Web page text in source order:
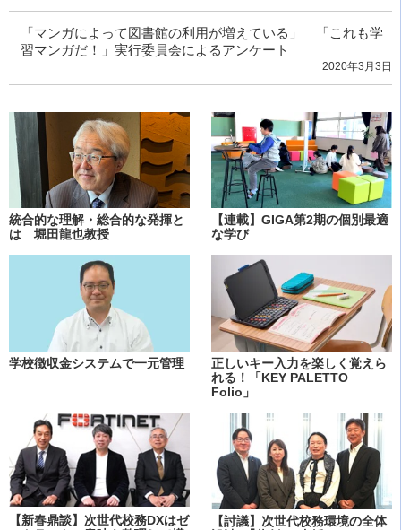
「マンガによって図書館の利用が増えている」 「これも学
習マンガだ！」実行委員会によるアンケート
2020年3月3日
統合的な理解・総合的な発揮と
は 堀田龍也教授
【連載】GIGA第2期の個別最適
な学び
学校徴収金システムで一元管理
正しいキー入力を楽しく覚えら
れる！「KEY PALETTO
Folio」
【新春鼎談】次世代校務DXはゼ
【討議】次世代校務環境の全体